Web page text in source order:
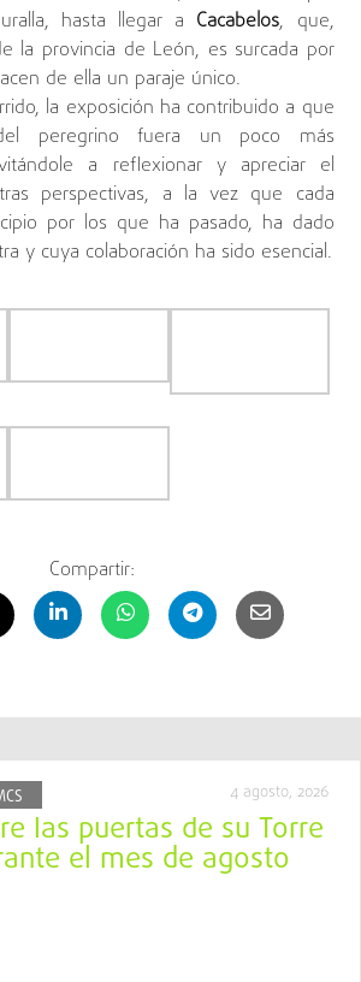
hasta llegar a Cacabelos, que,
la provincia de León, es surcada por
de ella un paraje único.
la exposición ha contribuido a que
peregrino fuera un poco más
a reflexionar y apreciar el
perspectivas, a la vez que cada
por los que ha pasado, ha dado
y cuya colaboración ha sido esencial.
Compartir:
4 agosto, 2026
las puertas de su Torre
el mes de agosto